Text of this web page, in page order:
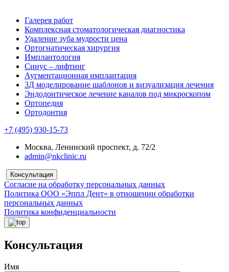
Галерея работ
Комплексная стоматологическая диагностика
Удаление зуба мудрости цена
Ортогнатическая хирургия
Имплантология
Синус – лифтинг
Аугментационная имплантация
3Д моделирование шаблонов и визуализация лечения
Эндодонтическое лечение каналов под микроскопом
Ортопедия
Ортодонтия
+7 (495) 930-15-73
Москва, Ленинский проспект, д. 72/2
admin@nkclinic.ru
Консультация
Согласие на обработку персональных данных
Политика ООО «Эппл Дент» в отношении обработки
персональных данных
Политика конфиденциальности
Консультация
Имя